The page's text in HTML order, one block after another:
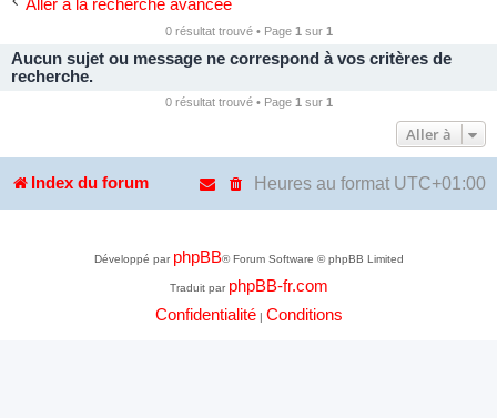
Aller à la recherche avancée
0 résultat trouvé • Page 1 sur 1
Aucun sujet ou message ne correspond à vos critères de
recherche.
0 résultat trouvé • Page 1 sur 1
Aller à
Index du forum Heures au format UTC+01:00
Développé par phpBB® Forum Software © phpBB Limited
Traduit par phpBB-fr.com
Confidentialité| Conditions